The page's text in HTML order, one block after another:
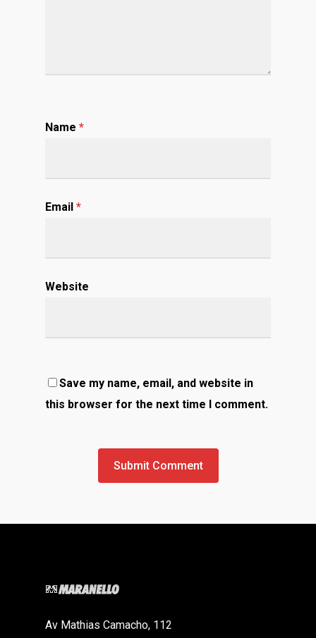
Name *
Email *
Website
Save my name, email, and website in
this browser for the next time I comment.
Av Mathias Camacho, 112